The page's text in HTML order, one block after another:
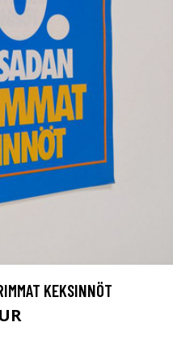
KEKSINNÖT